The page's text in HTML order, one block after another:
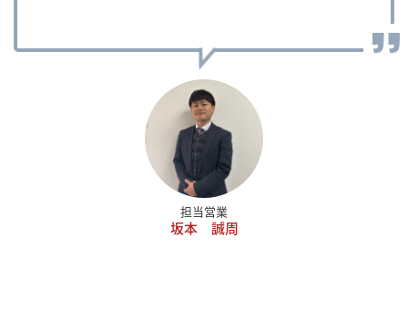
担当営業
坂本 誠周